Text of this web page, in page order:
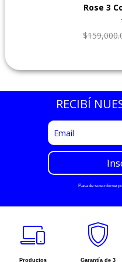
Rose 3
$
RECIBÍ
Para de suscribirse
Productos
Garantía de 3